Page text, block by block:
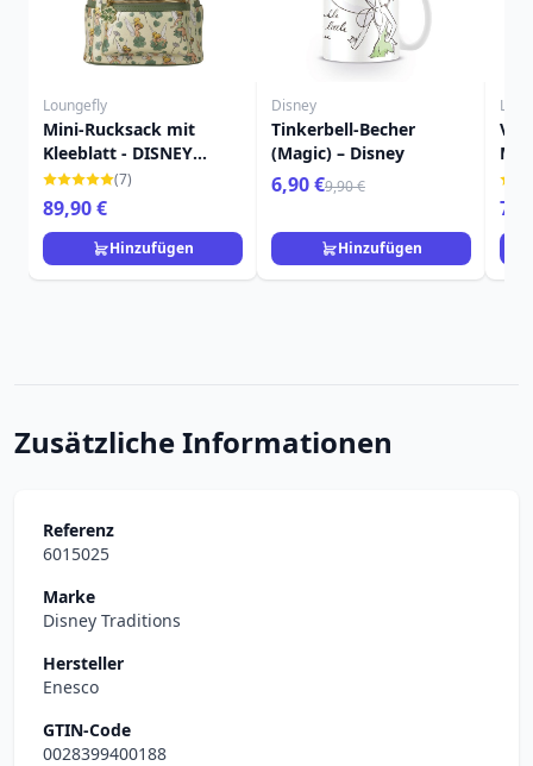
Loungefly
Mini-Rucksack mit
Kleeblatt - DISNEY
LOUNGEFLY Tinkerbell
4
(7)
89,90 €
Hinzufügen
Disney
Tinkerbell-Becher
(Magic) – Disney
6,90 €9,90 €
Hinzufügen
Zusätzliche Informationen
Referenz
6015025
Marke
Disney Traditions
Hersteller
Enesco
GTIN-Code
0028399400188